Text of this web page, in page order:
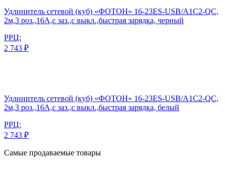
Удлинитель сетевой (куб) «ФОТОН» 16-23ES-USB/A1C2-QC,
2м,3 роз.,16А,с заз.,с выкл.,быстрая зарядка, черный
РРЦ:
2 743 ₽
Удлинитель сетевой (куб) «ФОТОН» 16-23ES-USB/A1C2-QC,
2м,3 роз.,16А,с заз.,с выкл.,быстрая зарядка, белый
РРЦ:
2 743 ₽
Самые продаваемые товары